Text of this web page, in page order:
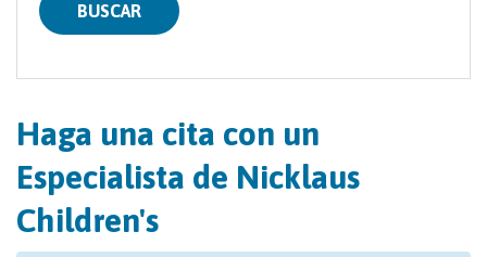
BUSCAR
Haga una cita con un
Especialista de Nicklaus
Children's